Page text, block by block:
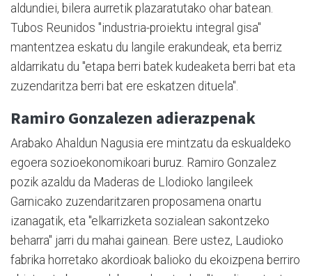
aldundiei, bilera aurretik plazaratutako ohar batean.
Tubos Reunidos "industria-proiektu integral gisa"
mantentzea eskatu du langile erakundeak, eta berriz
aldarrikatu du "etapa berri batek kudeaketa berri bat eta
zuzendaritza berri bat ere eskatzen dituela".
Ramiro Gonzalezen adierazpenak
Arabako Ahaldun Nagusia ere mintzatu da eskualdeko
egoera sozioekonomikoari buruz. Ramiro Gonzalez
pozik azaldu da Maderas de Llodioko langileek
Garnicako zuzendaritzaren proposamena onartu
izanagatik, eta "elkarrizketa sozialean sakontzeko
beharra" jarri du mahai gainean. Bere ustez, Laudioko
fabrika horretako akordioak balioko du ekoizpena berriro